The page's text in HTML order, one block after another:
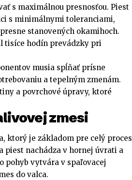
s maximálnou presnosťou. Piest
s minimálnymi toleranciami,
stanovených okamihoch.
tisíce hodín prevádzky pri
musia spĺňať prísne
a tepelným zmenám.
a povrchové úpravy, ktoré
zmesi
ktorý je základom pre celý proces
piest nachádza v hornej úvrati a
pohyb vytvára v spaľovacej
do valca.